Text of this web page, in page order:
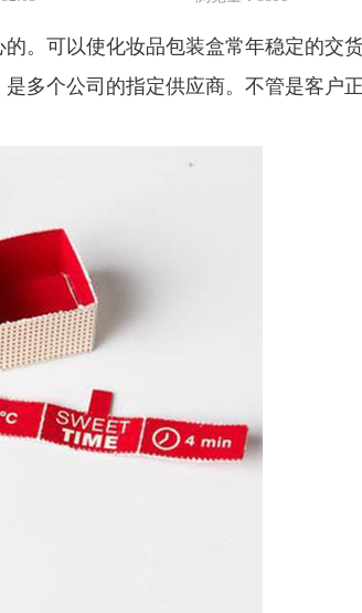
。可以使化妆品包装盒常年稳定的交货
是多个公司 的指定供应商。不管是客户